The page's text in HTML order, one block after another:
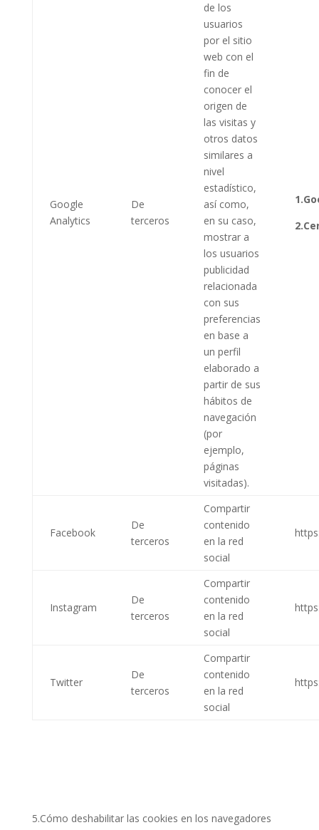
Google
Analytics
De
terceros
de los
usuarios
por el sitio
web con el
fin de
conocer el
origen de
las visitas y
otros datos
similares a
nivel
estadístico,
así como,
en su caso,
mostrar a
los usuarios
publicidad
relacionada
con sus
preferencias
en base a
un perfil
elaborado a
partir de sus
hábitos de
navegación
(por
ejemplo,
páginas
visitadas).
Facebook
De
terceros
Compartir
contenido
en la red
social
Instagram
De
terceros
Compartir
contenido
en la red
social
Twitter
De
terceros
Compartir
contenido
en la red
social
5.Cómo deshabilitar las cookies en los navegadores